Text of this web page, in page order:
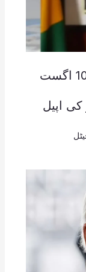
حقِ حاکمیت اور روزگار کے لیے 10 اگست
کی اپیل